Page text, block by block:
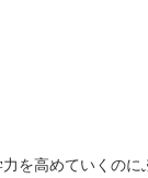
を高めていくの